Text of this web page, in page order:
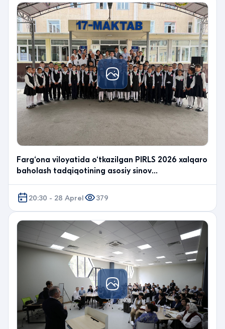
Farg‘ona viloyatida o‘tkazilgan PIRLS 2026 xalqaro
baholash tadqiqotining asosiy sinov
20:30 - 28 Aprel
379